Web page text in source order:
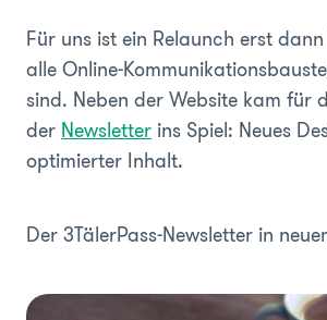
Für uns ist ein Relaunch erst
alle Online-
sind. Neben der Website kam für
der Newsletter ins Spiel: Neues
optimierter Inhalt.
Der 3TälerPass-Newsletter in